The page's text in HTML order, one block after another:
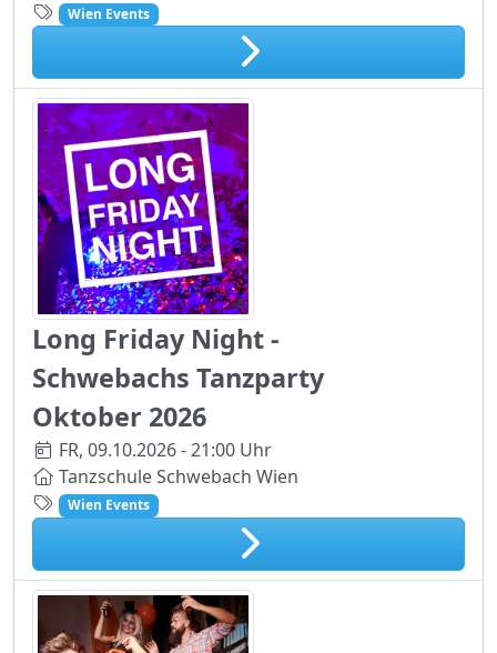
Wien Events
Long Friday Night -
Schwebachs Tanzparty
Oktober 2026
FR, 09.10.2026 - 21:00 Uhr
Tanzschule Schwebach Wien
Wien Events